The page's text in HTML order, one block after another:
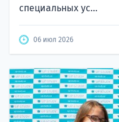
специальных ус...
06 июл 2026